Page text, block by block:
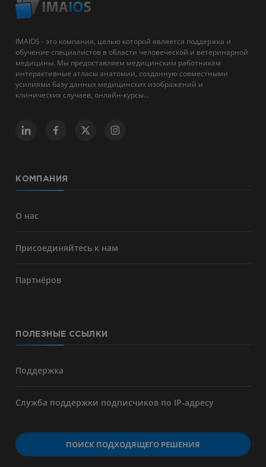
IMAIOS - это компания, целью которой является поддержка и
обучение специалистов в области человеческой и ветеринарной
медицины. Мы предоставляем медицинским работникам
интерактивные атласы анатомии, созданную совместными
усилиями базу данных медицинских изображений и
клинических случаев, онлайн-курсы...
КОМПАНИЯ
О нас
Присоединяйтесь к нам
Партнёров
ПОЛЕЗНЫЕ ССЫЛКИ
Поддержка
Служба поддержки подписчиков по IP-адресу
ПОИСК ПОДХОДЯЩЕГО РЕШЕНИЯ